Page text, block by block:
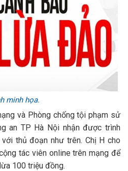
minh họa.
và Phòng chống tội phạm sử
an TP Hà Nội nhận được trình
thủ đoạn như trên. Chị H cho
tác viên online trên mạng để
100 triệu đồng.